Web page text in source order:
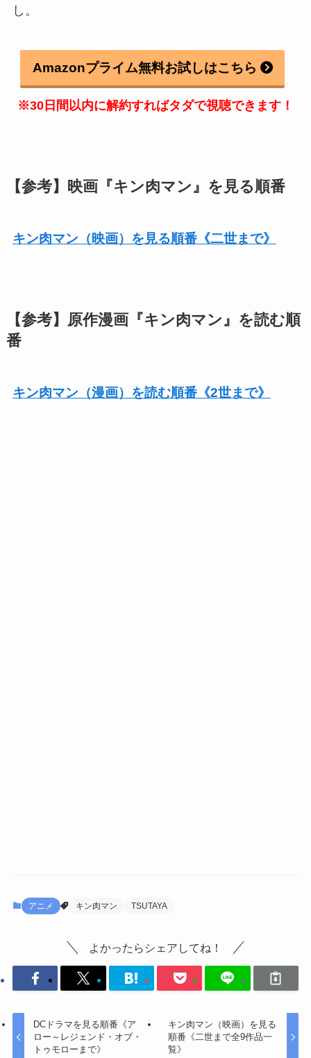
し。
Amazonプライム無料お試しはこちら
※30日間以内に解約すればタダで視聴できます！
【参考】映画『キン肉マン』を見る順番
キン肉マン（映画）を見る順番《二世まで》
【参考】原作漫画『キン肉マン』を読む順
番
キン肉マン（漫画）を読む順番《2世まで》
アニメ キン肉マン TSUTAYA
よかったらシェアしてね！
DCドラマを見る順番《ア
ロー～レジェンド・オブ・
トゥモローまで》
キン肉マン（映画）を見る
順番《二世まで全9作品一
覧》